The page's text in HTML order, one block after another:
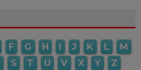
F G H I J K L
M
S T U V X Y Z